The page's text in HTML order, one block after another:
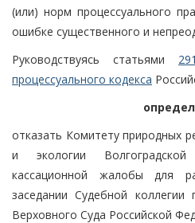
(или) норм процессуального
ошибке существенного и
Руководствуясь статьями
процессуального кодекса
отказать Комитету природных
и экологии
кассационной жалобы для
заседании Судебной
Верховного Суда Российской